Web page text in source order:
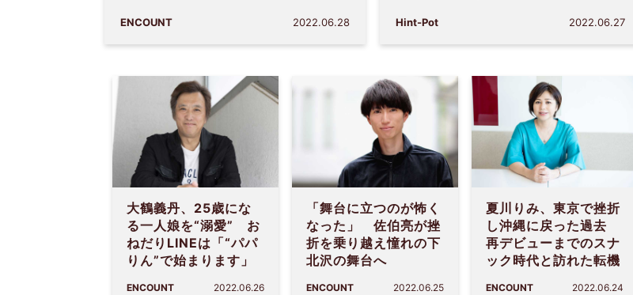
ENCOUNT 2022.06.28 Hint-Pot 2022.06.27
大鶴義丹、25歳にな
る一人娘を“溺愛” お
ねだりLINEは「“パパ
りん”で始まります」
ENCOUNT 2022.06.26
「舞台に立つのが怖く
なった」 佐伯亮が挫
折を乗り越え憧れの下
北沢の舞台へ
ENCOUNT 2022.06.25
夏川りみ、東京で挫折
し沖縄に戻った過去
再デビューまでのスナ
ック時代と訪れた転機
ENCOUNT 2022.06.24